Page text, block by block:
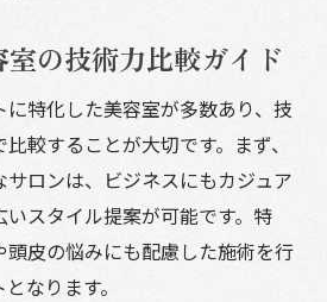
の技術力比較ガイド
特化した美容室が多数あり、技
較することが大切です。まず、
ロンは、ビジネスにもカジュア
スタイル提案が可能です。特
頭皮の悩みにも配慮した施術を行
なります。